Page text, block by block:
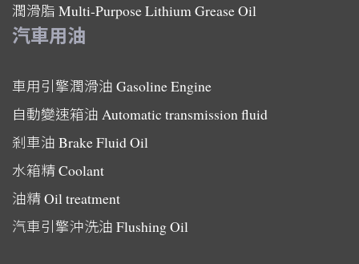
潤滑脂 Multi-Purpose Lithium Grease Oil
汽車用油
車用引擎潤滑油 Gasoline Engine
自動變速箱油 Automatic transmission fluid
剎車油 Brake Fluid Oil
水箱精Coolant
油精Oil treatment
汽車引擎沖洗油 Flushing Oil